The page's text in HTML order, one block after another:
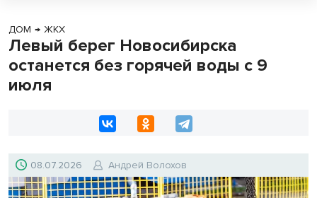
ДОМ → ЖКХ
Левый берег Новосибирска
останется без горячей воды с 9
июля
08.07.2026 Андрей Волохов